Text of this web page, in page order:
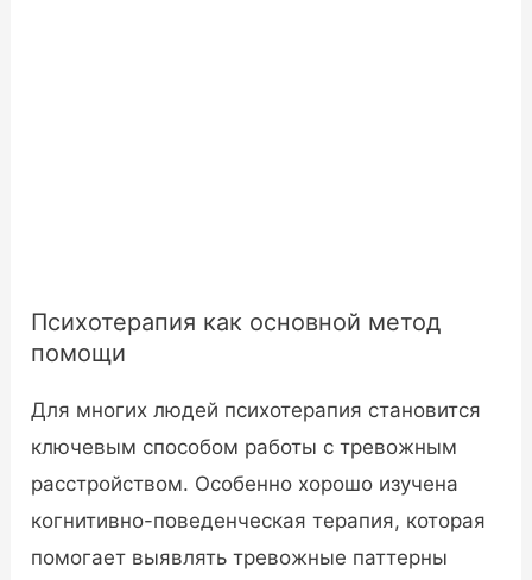
Психотерапия как основной метод
помощи
Для многих людей психотерапия становится
ключевым способом работы с тревожным
расстройством. Особенно хорошо изучена
когнитивно-поведенческая терапия, которая
помогает выявлять тревожные паттерны